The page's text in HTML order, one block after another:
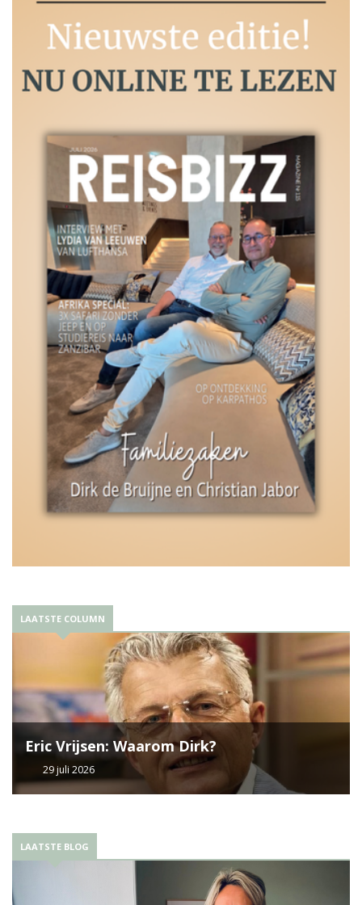
LAATSTE COLUMN
Eric Vrijsen: Waarom Dirk?
29 juli 2026
LAATSTE BLOG